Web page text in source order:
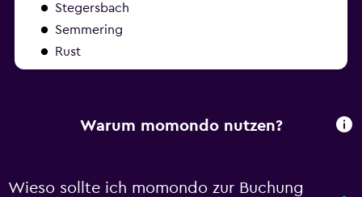
Stegersbach
Semmering
Rust
Warum momondo nutzen?
Wieso sollte ich momondo zur Buchung